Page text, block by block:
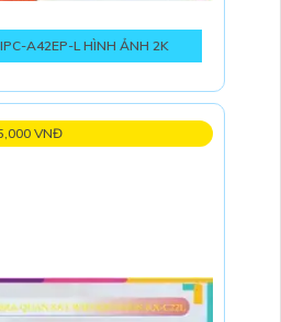
A42EP-L HÌNH ẢNH 2K
VNĐ